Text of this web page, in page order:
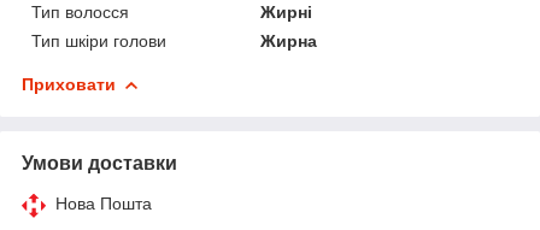
Тип волосся
Жирні
Тип шкіри голови
Жирна
Приховати
Умови доставки
Нова Пошта